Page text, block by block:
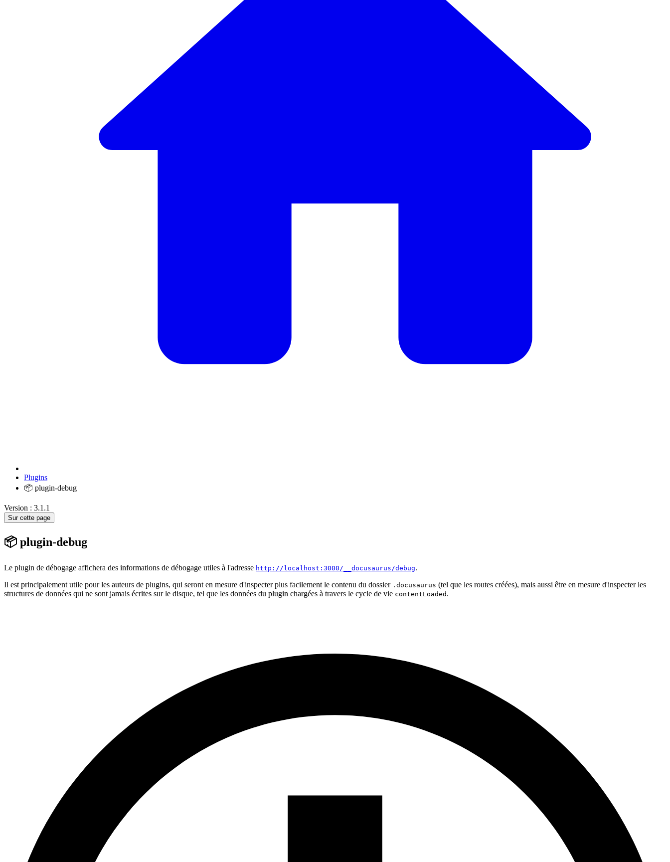
Plugins
📦 plugin-debug
Version : 3.1.1
Sur cette page
📦 plugin-debug
Le plugin de débogage affichera des informations de débogage utiles à l'adresse http://localhost:3000/__docusaurus/debug.
Il est principalement utile pour les auteurs de plugins, qui seront en mesure d'inspecter plus facilement le contenu du dossier .docusaurus (tel que les routes créées), mais aussi être en mesure d'inspecter les
structures de données qui ne sont jamais écrites sur le disque, tel que les données du plugin chargées à travers le cycle de vie contentLoaded .